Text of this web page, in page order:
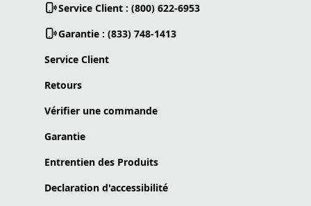
Service Client : (800) 622-6953
Garantie : (833) 748-1413
Service Client
Retours
Vérifier une commande
Garantie
Entrentien des Produits
Declaration d'accessibilité